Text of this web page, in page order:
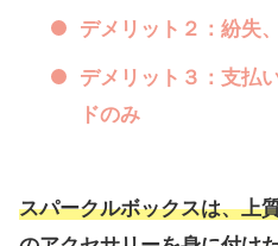
デメリット２：紛失
デメリット３：支払
ドのみ
スパークルボックスは、上